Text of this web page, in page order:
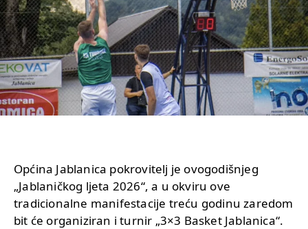
Općina Jablanica pokrovitelj je ovogodišnjeg
„Jablaničkog ljeta 2026“, a u okviru ove
tradicionalne manifestacije treću godinu zaredom
bit će organiziran i turnir „3×3 Basket Jablanica“.